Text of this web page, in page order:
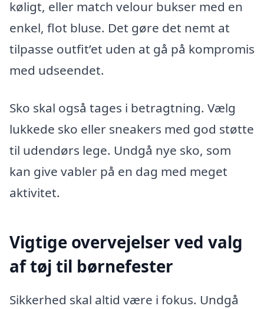
køligt, eller match velour bukser med en
enkel, flot bluse. Det gøre det nemt at
tilpasse outfit’et uden at gå på kompromis
med udseendet.
Sko skal også tages i betragtning. Vælg
lukkede sko eller sneakers med god støtte
til udendørs lege. Undgå nye sko, som
kan give vabler på en dag med meget
aktivitet.
Vigtige overvejelser ved valg
af tøj til børnefester
Sikkerhed skal altid være i fokus. Undgå